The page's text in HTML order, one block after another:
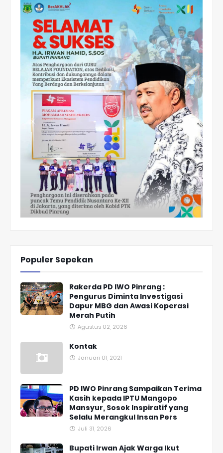
Populer Sepekan
Rakerda PD IWO Pinrang :
Pengurus Diminta Investigasi
Dapur MBG dan Awasi Koperasi
Merah Putih
Agustus 02, 2026
Kontak
Januari 01, 2021
PD IWO Pinrang Sampaikan Terima
Kasih kepada IPTU Mangopo
Mansyur, Sosok Inspiratif yang
Selalu Merangkul Insan Pers
Juli 31, 2026
Bupati Irwan Ajak Warga Ikut